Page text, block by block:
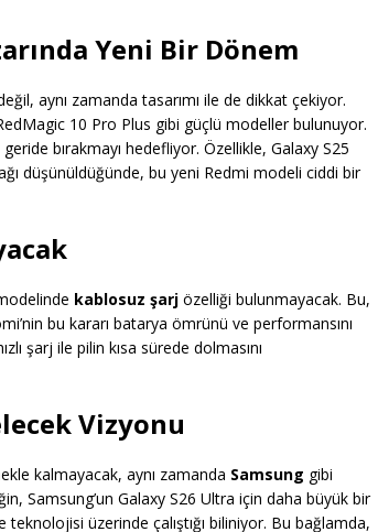
Yeni Bir Dönem
aynı zamanda tasarımı ile de dikkat çekiyor.
10 Pro Plus gibi güçlü modeller bulunuyor.
bırakmayı hedefliyor. Özellikle, Galaxy S25
düşünüldüğünde, bu yeni Redmi modeli ciddi bir
kablosuz şarj özelliği bulunmayacak. Bu,
bu kararı batarya ömrünü ve performansını
şarj ile pilin kısa sürede dolmasını
Vizyonu
kalmayacak, aynı zamanda Samsung gibi
Samsung’un Galaxy S26 Ultra için daha büyük bir
üzerinde çalıştığı biliniyor. Bu bağlamda,